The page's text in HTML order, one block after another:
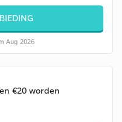
Aug 2026
€20 worden